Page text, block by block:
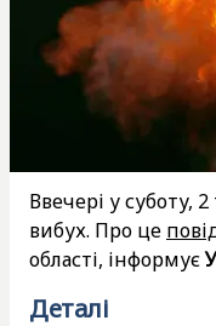
Ввечері у суботу,
вибух. Про це
області, інформує
Деталі